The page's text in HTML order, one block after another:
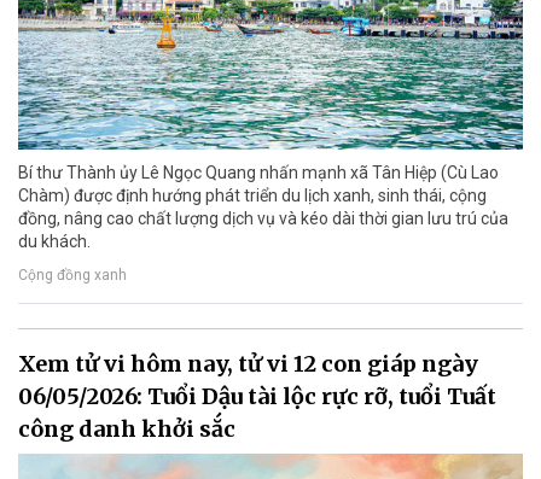
Bí thư Thành ủy Lê Ngọc Quang nhấn mạnh xã Tân Hiệp (Cù Lao
Chàm) được định hướng phát triển du lịch xanh, sinh thái, cộng
đồng, nâng cao chất lượng dịch vụ và kéo dài thời gian lưu trú của
du khách.
Cộng đồng xanh
Xem tử vi hôm nay, tử vi 12 con giáp ngày
06/05/2026: Tuổi Dậu tài lộc rực rỡ, tuổi Tuất
công danh khởi sắc